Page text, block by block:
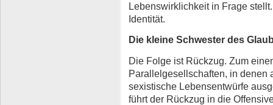
Lebenswirklichkeit in Frage
Identität.
Die kleine Schwester des
Die Folge ist Rückzug. Zum
Parallelgesellschaften, in denen
sexistische Lebensentwürfe
führt der Rückzug in die